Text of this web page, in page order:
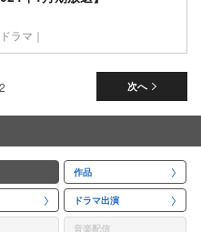
ドラマ｜
次へ
作品
ドラマ出演
音楽配信